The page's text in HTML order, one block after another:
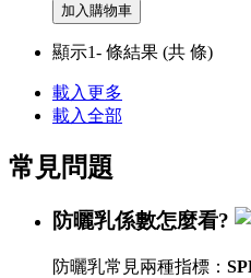
加入購物車
顯示1- 條結果 (共 條)
載入更多
載入全部
常見問題
防曬乳係數怎麼看?
防曬乳常見兩種指標：